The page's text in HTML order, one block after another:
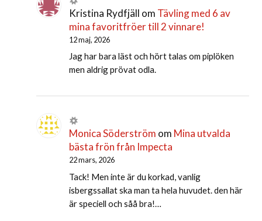
Kristina Rydfjäll om Tävling med 6 av
mina favoritfröer till 2 vinnare!
12 maj, 2026
Jag har bara läst och hört talas om piplöken
men aldrig prövat odla.
Monica Söderström om Mina utvalda
bästa frön från Impecta
22 mars, 2026
Tack! Men inte är du korkad, vanlig
isbergssallat ska man ta hela huvudet. den här
är speciell och såå bra!…